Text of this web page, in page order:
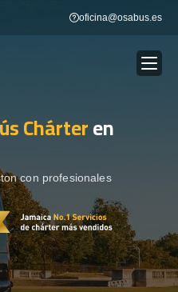
oficina@osabus.es
Show dropdown
Show dropdown
Chárteren
con profesionales